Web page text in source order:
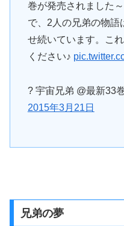
巻が発売されました
で、2人の兄弟の物語
せ続いています。こ
ください♪
? 宇宙兄弟 @最新33
2015年3月21日
兄弟の夢